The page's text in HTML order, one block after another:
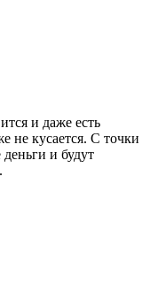
и даже есть
не кусается. С точки
и будут